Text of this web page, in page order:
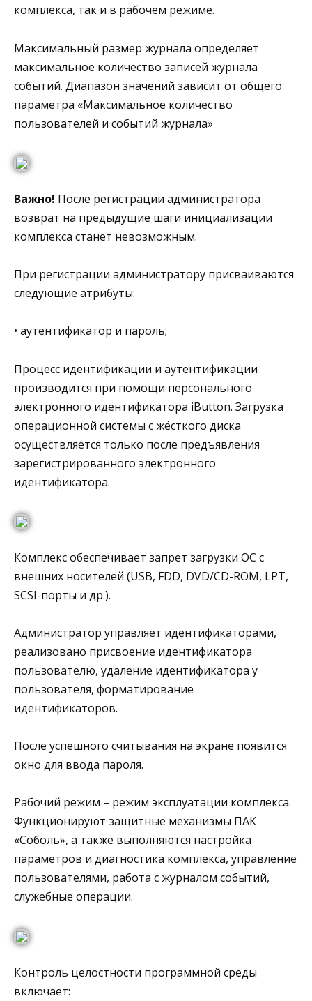
комплекса, так и в рабочем режиме.
Максимальный размер журнала определяет
максимальное количество записей журнала
событий. Диапазон значений зависит от общего
параметра «Максимальное количество
пользователей и событий журнала»
Важно! После регистрации администратора
возврат на предыдущие шаги инициализации
комплекса станет невозможным.
При регистрации администратору присваиваются
следующие атрибуты:
• аутентификатор и пароль;
Процесс идентификации и аутентификации
производится при помощи персонального
электронного идентификатора iButton. Загрузка
операционной системы с жёсткого диска
осуществляется только после предъявления
зарегистрированного электронного
идентификатора.
Комплекс обеспечивает запрет загрузки ОС с
внешних носителей (USB, FDD, DVD/CD-ROM, LPT,
SCSI-порты и др.).
Администратор управляет идентификаторами,
реализовано присвоение идентификатора
пользователю, удаление идентификатора у
пользователя, форматирование
идентификаторов.
После успешного считывания на экране появится
окно для ввода пароля.
Рабочий режим – режим эксплуатации комплекса.
Функционируют защитные механизмы ПАК
«Соболь», а также выполняются настройка
параметров и диагностика комплекса, управление
пользователями, работа с журналом событий,
служебные операции.
Контроль целостности программной среды
включает: